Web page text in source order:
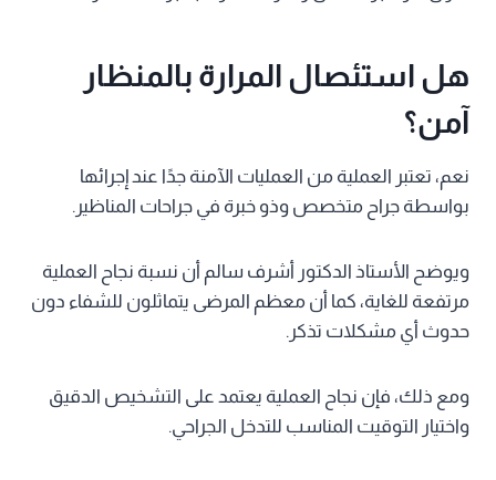
هل استئصال المرارة بالمنظار
آمن؟
نعم، تعتبر العملية من العمليات الآمنة جدًا عند إجرائها
بواسطة جراح متخصص وذو خبرة في جراحات المناظير.
ويوضح الأستاذ الدكتور أشرف سالم أن نسبة نجاح العملية
مرتفعة للغاية، كما أن معظم المرضى يتماثلون للشفاء دون
حدوث أي مشكلات تذكر.
ومع ذلك، فإن نجاح العملية يعتمد على التشخيص الدقيق
واختيار التوقيت المناسب للتدخل الجراحي.